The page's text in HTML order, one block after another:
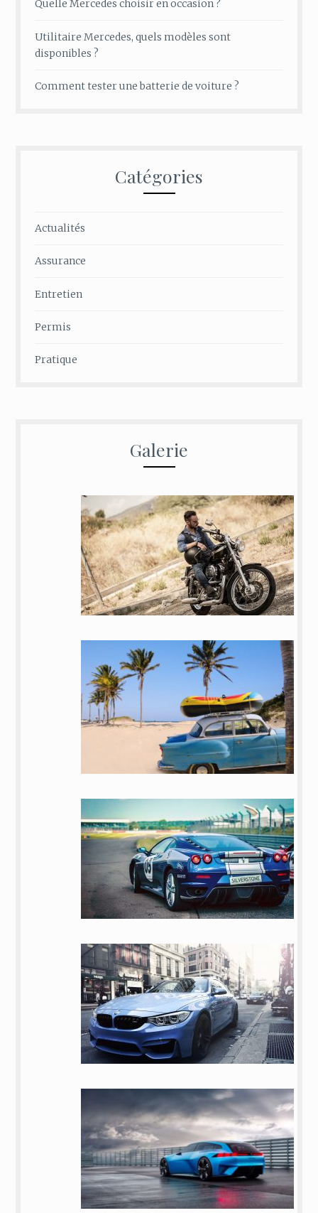
Quelle Mercedes choisir en occasion ?
Utilitaire Mercedes, quels modèles sont
disponibles ?
Comment tester une batterie de voiture ?
Catégories
Actualités
Assurance
Entretien
Permis
Pratique
Galerie